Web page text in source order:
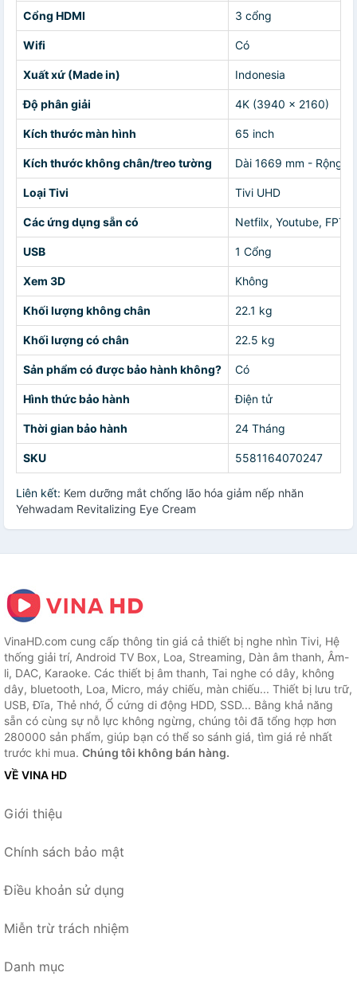
Cổng HDMI 3 cổng
Wifi Có
Xuất xứ (Made in) Indonesia
Độ phân giải 4K (3940 x 2160)
Kích thước màn hình 65 inch
Kích thước không chân/treo tường Dài 1669 mm - Rộng
Loại Tivi Tivi UHD
Các ứng dụng sẵn có Netfilx, Youtube, FPT
USB 1 Cổng
Xem 3D Không
Khối lượng không chân 22.1 kg
Khối lượng có chân 22.5 kg
Sản phẩm có được bảo hành không? Có
Hình thức bảo hành Điện tử
Thời gian bảo hành 24 Tháng
SKU 5581164070247
Liên kết: Kem dưỡng mắt chống lão hóa giảm nếp nhăn
Yehwadam Revitalizing Eye Cream
VinaHD.com cung cấp thông tin giá cả thiết bị nghe nhìn Tivi, Hệ
thống giải trí, Android TV Box, Loa, Streaming, Dàn âm thanh, Âm-
li, DAC, Karaoke. Các thiết bị âm thanh, Tai nghe có dây, không
dây, bluetooth, Loa, Micro, máy chiếu, màn chiếu... Thiết bị lưu trữ,
USB, Đĩa, Thẻ nhớ, Ổ cứng di động HDD, SSD... Bằng khả năng
sẵn có cùng sự nỗ lực không ngừng, chúng tôi đã tổng hợp hơn
280000 sản phẩm, giúp bạn có thể so sánh giá, tìm giá rẻ nhất
trước khi mua. Chúng tôi không bán hàng.
VỀ VINA HD
Giới thiệu
Chính sách bảo mật
Điều khoản sử dụng
Miễn trừ trách nhiệm
Danh mục